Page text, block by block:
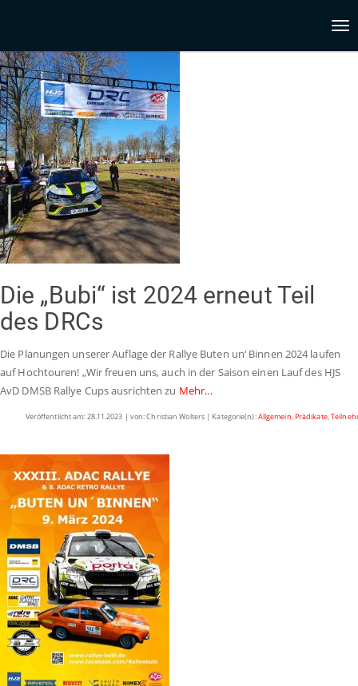
Die „Bubi“ ist 2024 erneut Teil
des DRCs
Die Planungen unserer Auflage der Rallye Buten un‘ Binnen 2024 laufen
auf Hochtouren! „Wir freuen uns, auch in der Saison einen Lauf des HJS
AvD DMSB Rallye Cups ausrichten zu Mehr…
Veröffentlicht am: 28.11.2023 | von: Christian Wolters | Kategorie(n):Allgemein,Prädikate,